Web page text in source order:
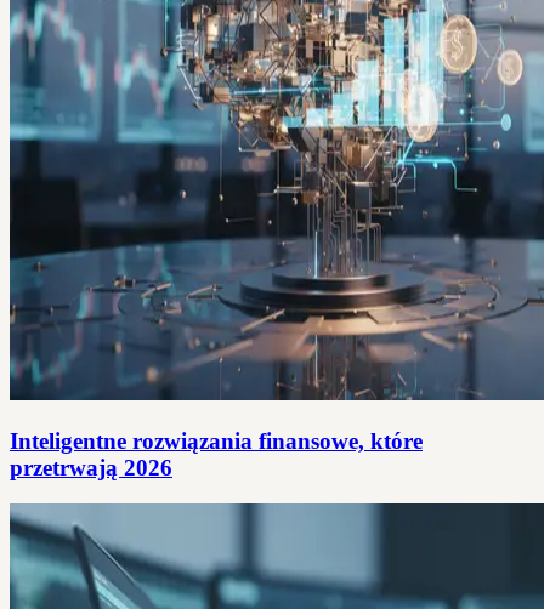
Inteligentne rozwiązania finansowe, które
przetrwają 2026